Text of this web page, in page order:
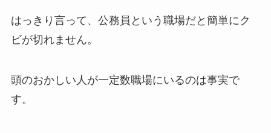
はっきり言って、公務員という職場だと簡単にク
ビが切れません。
頭のおかしい人が一定数職場にいるのは事実で
す。